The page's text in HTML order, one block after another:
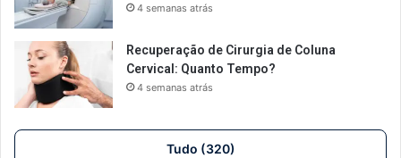
4 semanas atrás
Recuperação de Cirurgia de Coluna
Cervical: Quanto Tempo?
4 semanas atrás
Tudo (320)